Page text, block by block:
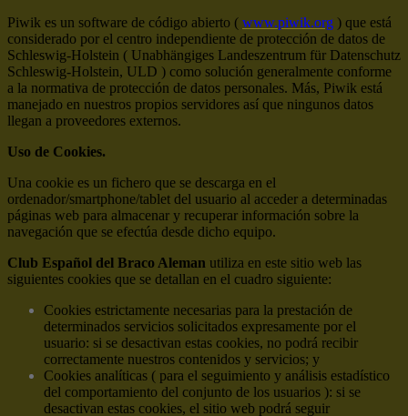
Piwik es un software de código abierto ( www.piwik.org ) que está
considerado por el centro independiente de protección de datos de
Schleswig-Holstein ( Unabhängiges Landeszentrum für Datenschutz
Schleswig-Holstein, ULD ) como solución generalmente conforme
a la normativa de protección de datos personales. Más, Piwik está
manejado en nuestros propios servidores así que ningunos datos
llegan a proveedores externos.
Uso de Cookies.
Una cookie es un fichero que se descarga en el
ordenador/smartphone/tablet del usuario al acceder a determinadas
páginas web para almacenar y recuperar información sobre la
navegación que se efectúa desde dicho equipo.
Club Español del Braco Aleman utiliza en este sitio web las
siguientes cookies que se detallan en el cuadro siguiente:
Cookies estrictamente necesarias para la prestación de
determinados servicios solicitados expresamente por el
usuario: si se desactivan estas cookies, no podrá recibir
correctamente nuestros contenidos y servicios; y
Cookies analíticas ( para el seguimiento y análisis estadístico
del comportamiento del conjunto de los usuarios ): si se
desactivan estas cookies, el sitio web podrá seguir